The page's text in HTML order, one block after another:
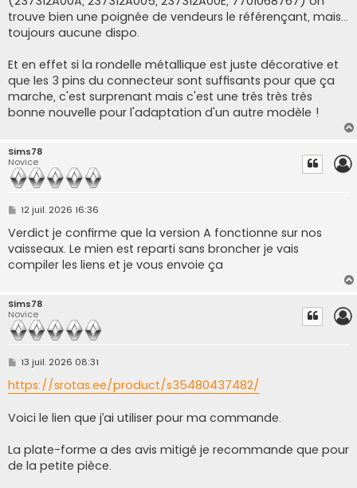
trouve bien une poignée de vendeurs le référençant, mais...
toujours aucune dispo.
Et en effet si la rondelle métallique est juste décorative et
que les 3 pins du connecteur sont suffisants pour que ça
marche, c'est surprenant mais c'est une très très très
bonne nouvelle pour l'adaptation d'un autre modèle !
Sims78
Novice
M
s
s
a
g
e
12 juil. 2026 16:36
Verdict je confirme que la version A fonctionne sur nos
vaisseaux. Le mien est reparti sans broncher je vais
compiler les liens et je vous envoie ça
Sims78
Novice
M
s
s
g
e
13 juil. 2026 08:31
https://srotas.ee/product/s35480437482/
Voici le lien que j’ai utiliser pour ma commande.
La plate-forme a des avis mitigé je recommande que pour
de la petite pièce.